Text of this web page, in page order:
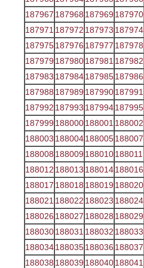
187967 187968 187969187970
187971 187972 187973 187974
187975187976 187977 187978
187979187980187981 187982
187983 187984187985187986
187988 187989187990187991
187992 187993 187994187995
187999188000188001 188002
188003 188004188005188007
188008 188009188010188011
188012 188013 188014188016
188017 188018 188019188020
188021 188022 188023 188024
188026 188027 188028 188029
188030188031 188032 188033
188034188035188036 188037
188038 188039188040188041